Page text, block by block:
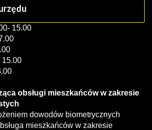
15.00
15.00
obsługi mieszkańców w zakresie
dowodów biometrycznych
mieszkańców w zakresie